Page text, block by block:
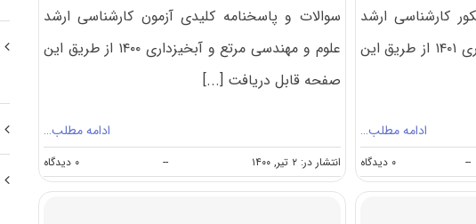
کارشناسی ارشد
ﻋﻠﻮم و ﻣﻬﻨﺪسی ﻣﺮﺗﻊ و آﺑﺨﻴﺰداری ۱۴۰۱ از طریق این
ادامه مطلب…
-- ۰ دیدگاه
دانلود
سوالات
سوالات و پاسخنامه کلیدی آزمون کارشناسی ارشد
ﻋﻠﻮم و ﻣﻬﻨﺪسی ﻣﺮﺗﻊ و آﺑﺨﻴﺰداری ۱۴۰۰ از طریق این
صفحه قابل دریافت [...]
ادامه مطلب…
انتشار در: ۲ تیر, ۱۴۰۰ -- ۰ دیدگاه
on
دانلود
سوالات